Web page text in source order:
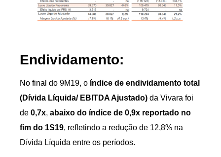
Endividamento:
No final do 9M19, o índice de endividamento total
(Dívida Líquida/ EBITDA Ajustado) da Vivara foi
de 0,7x, abaixo do índice de 0,9x reportado no
fim do 1S19, refletindo a redução de 12,8% na
Dívida Líquida entre os períodos.